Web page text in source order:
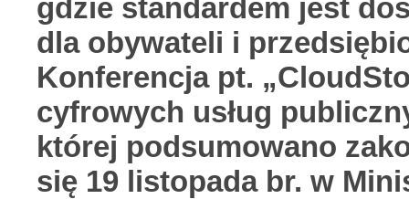
gdzie standardem jest
dla obywateli i
Konferencja pt.
cyfrowych usług
której podsumowano
się 19 listopada br. w